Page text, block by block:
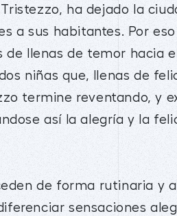
ha dejado la
a sus habitantes. Por
de llenas de temor hacia
niñas que, llenas de
termine reventando, y
así la alegría y la
de forma rutinaria y
sensaciones